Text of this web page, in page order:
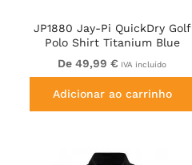
JP1880 Jay-Pi QuickDry Golf
Polo Shirt Titanium Blue
De 49,99 € IVA incluído
Adicionar ao carrinho